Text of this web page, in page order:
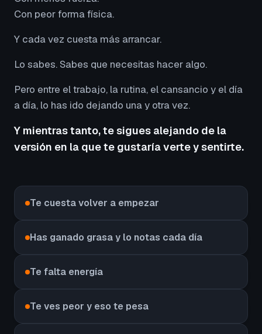
Con peor forma física.
Y cada vez cuesta más arrancar.
Lo sabes. Sabes que necesitas hacer algo.
Pero entre el trabajo, la rutina, el cansancio y el día
a día, lo has ido dejando una y otra vez.
Y mientras tanto, te sigues alejando de la
versión en la que te gustaría verte y sentirte.
Te cuesta volver a empezar
Has ganado grasa y lo notas cada día
Te falta energía
Te ves peor y eso te pesa